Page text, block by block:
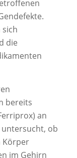
sich
die
bereits
an
untersucht, ob
Körper
im Gehirn